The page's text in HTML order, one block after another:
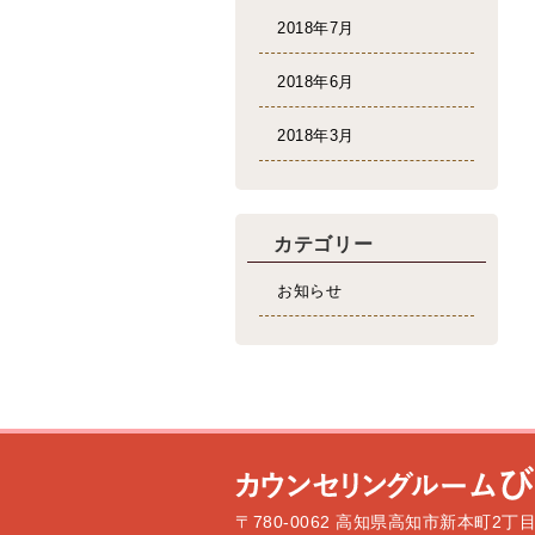
2018年7月
2018年6月
2018年3月
カテゴリー
お知らせ
〒780-0062 高知県高知市新本町2丁